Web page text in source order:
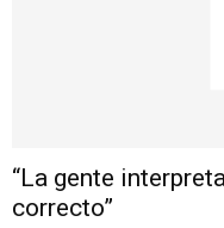
“La gente
correcto”